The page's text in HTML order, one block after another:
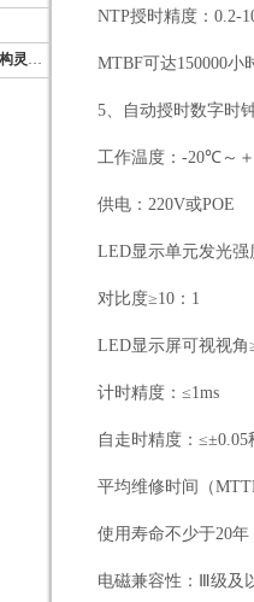
双北斗授时服务器可以根据不同的网络结构灵活部署
NTP授时精度： 0.2-
MTBF可达150000小
5、自动授时数字时
工作温度： -20℃～＋
供电： 220V或POE
LED显示单元发光强
对比度≥10 ： 1
LED显示屏可视视角
计时精度：≤1ms
自走时精度：≤±0.05
平均维修时间（
使用寿命不少于20年
电磁兼容性：Ⅲ级及